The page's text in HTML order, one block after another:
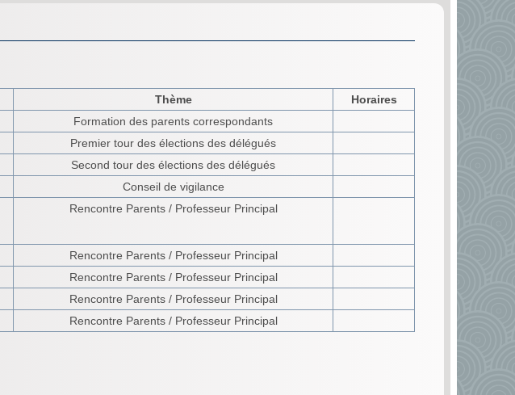
Thème
Horaires
Formation des parents correspondants
Premier tour des élections des délégués
Second tour des élections des délégués
Conseil de vigilance
Rencontre Parents / Professeur Principal
Rencontre Parents / Professeur Principal
Rencontre Parents / Professeur Principal
Rencontre Parents / Professeur Principal
Rencontre Parents / Professeur Principal